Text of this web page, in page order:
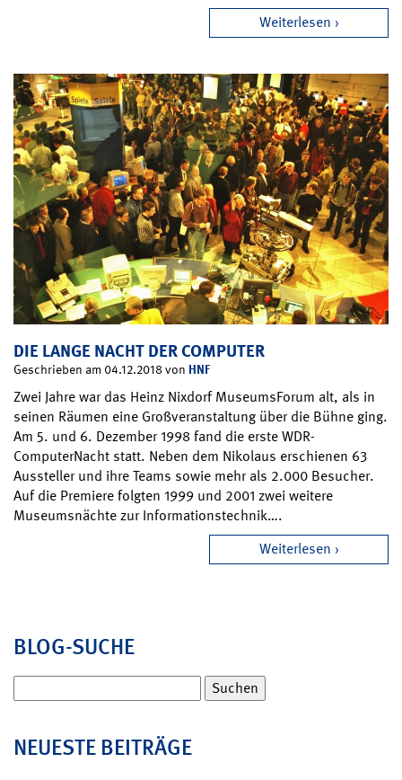
Weiterlesen
DIE LANGE NACHT DER COMPUTER
Geschrieben am 04.12.2018 von HNF
Zwei Jahre war das Heinz Nixdorf MuseumsForum alt, als in
seinen Räumen eine Großveranstaltung über die Bühne ging.
Am 5. und 6. Dezember 1998 fand die erste WDR-
ComputerNacht statt. Neben dem Nikolaus erschienen 63
Aussteller und ihre Teams sowie mehr als 2.000 Besucher.
Auf die Premiere folgten 1999 und 2001 zwei weitere
Museumsnächte zur Informationstechnik….
Weiterlesen
BLOG-SUCHE
nach:
NEUESTE BEITRÄGE